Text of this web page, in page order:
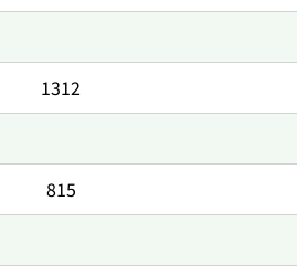
1312
815